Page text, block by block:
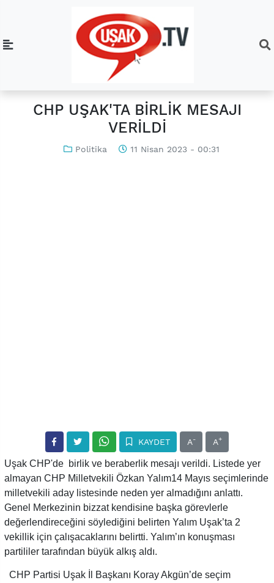
CHP UŞAK'TA BİRLİK MESAJI
VERİLDİ
Politika 11 Nisan 2023 - 00:31
KAYDET A- A+
Uşak CHP'de birlik ve beraberlik mesajı verildi. Listede yer
almayan CHP Milletvekili Özkan Yalım14 Mayıs seçimlerinde
milletvekili aday listesinde neden yer almadığını anlattı.
Genel Merkezinin bizzat kendisine başka görevlerle
değerlendireceğini söylediğini belirten Yalım Uşak’ta 2
vekillik için çalışacaklarını belirtti. Yalım’ın konuşması
partililer tarafından büyük alkış aldı.
CHP Partisi Uşak İl Başkanı Koray Akgün’de seçim